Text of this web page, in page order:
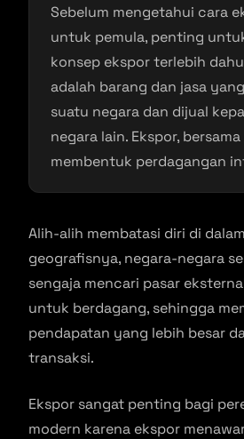
Sebelum mengetahui cara
untuk pemula, penting
konsep ekspor terlebih
adalah barang dan jasa
suatu negara dan dijual
negara lain. Ekspor,
membentuk perdagangan
Alih-alih membatasi diri di
geografisnya, negara-negara
sengaja mencari pasar
untuk berdagang, sehingga
pendapatan yang lebih besar
transaksi.
Ekspor sangat penting bagi
modern karena ekspor